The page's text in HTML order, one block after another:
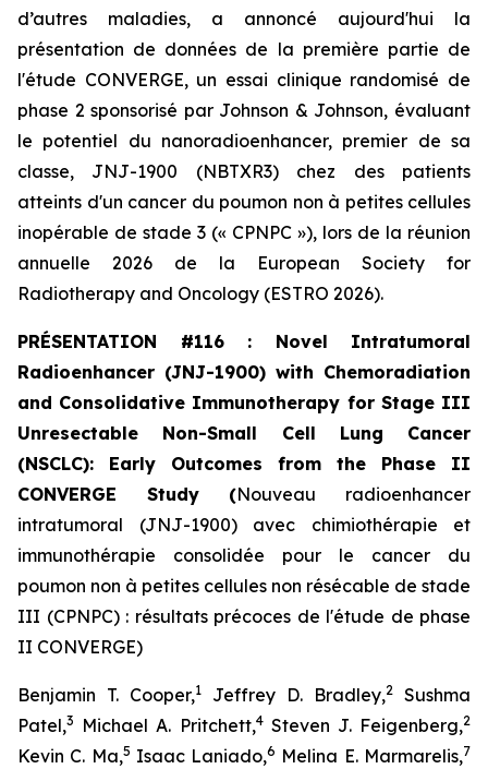
d’autres maladies, a annoncé aujourd'hui la
présentation de données de la première partie de
l'étude CONVERGE, un essai clinique randomisé de
phase 2 sponsorisé par Johnson & Johnson, évaluant
le potentiel du nanoradioenhancer, premier de sa
classe, JNJ-1900 (NBTXR3) chez des patients
atteints d'un cancer du poumon non à petites cellules
inopérable de stade 3 (« CPNPC »), lors de la réunion
annuelle 2026 de la European Society for
Radiotherapy and Oncology (ESTRO 2026).
PRÉSENTATION #116 : Novel Intratumoral
Radioenhancer (JNJ-1900) with Chemoradiation
and Consolidative Immunotherapy for Stage III
Unresectable Non-Small Cell Lung Cancer
(NSCLC): Early Outcomes from the Phase II
CONVERGE Study (Nouveau radioenhancer
intratumoral
(JNJ-1900) avec chimiothérapie et
immunothérapie consolidée pour le cancer du
poumon non à petites cellules non résécable de stade
III (CPNPC) : résultats précoces de l'étude de phase
II CONVERGE)
Benjamin T. Cooper,1 Jeffrey D. Bradley,2
Sushma
Patel,3 Michael A. Pritchett,4Steven J. Feigenberg,2
Kevin C. Ma,5 Isaac Laniado,6 Melina E. Marmarelis,7